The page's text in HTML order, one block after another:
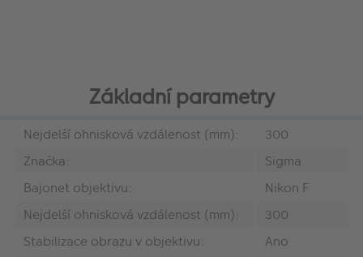
Základní parametry
Nejdelší ohnisková vzdálenost (mm):
300
Značka:
Sigma
Bajonet objektivu:
Nikon F
Nejdelší ohnisková vzdálenost (mm):
300
Stabilizace obrazu v objektivu:
Ano